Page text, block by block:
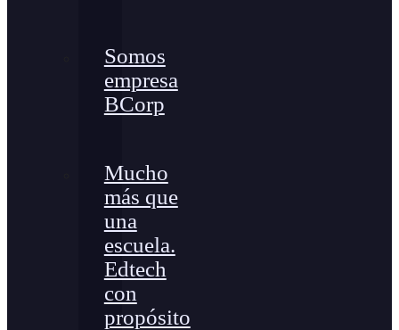
Somos
empresa
BCorp
Mucho
más que
una
escuela.
Edtech
con
propósito